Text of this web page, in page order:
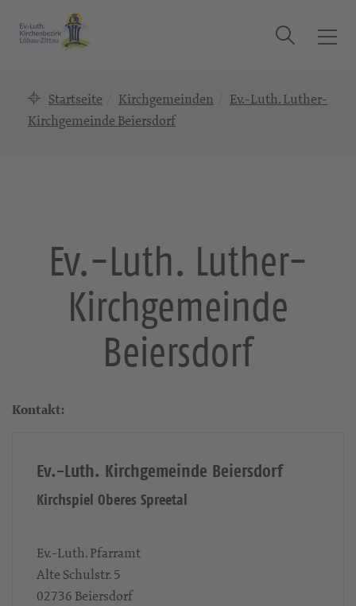
T
g
Suche
Startseite Kirchgemeinden
Ev.-Luth. Luther-
Kirchgemeinde Beiersdorf
Ev.-Luth. Luther-
Kirchgemeinde
Beiersdorf
Kontakt:
Ev.-Luth. Kirchgemeinde Beiersdorf
Kirchspiel Oberes Spreetal
Ev.-Luth. Pfarramt
Alte Schulstr. 5
02736 Beiersdorf